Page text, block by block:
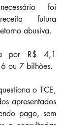
foi
futura
abusiva.
por R$ 4,1
ou 7 bilhões.
o TCE,
apresentados
pago, sem